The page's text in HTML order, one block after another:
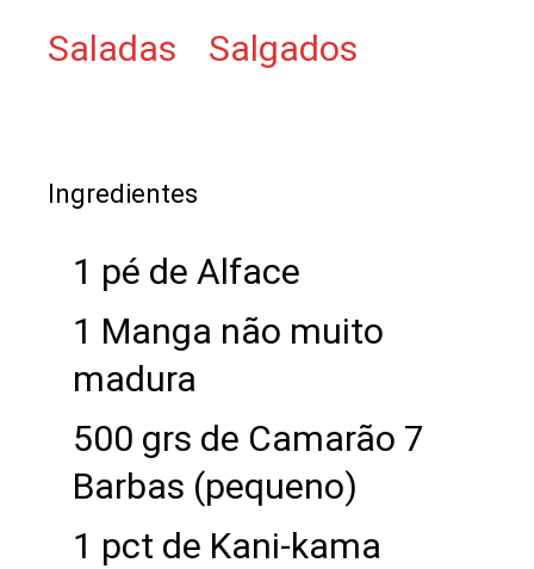
Saladas Salgados
Ingredientes
1 pé de Alface
1 Manga não muito
madura
500 grs de Camarão 7
Barbas (pequeno)
1 pct de Kani-kama